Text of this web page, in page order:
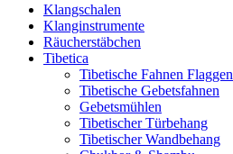
Klangschalen
Klanginstrumente
Räucherstäbchen
Tibetica
Tibetische Fahnen Flaggen
Tibetische Gebetsfahnen
Gebetsmühlen
Tibetischer Türbehang
Tibetischer Wandbehang